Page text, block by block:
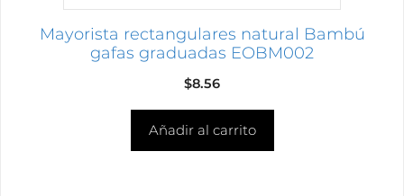
Mayorista rectangulares natural Bambú
gafas graduadas EOBM002
$8.56
Añadir al carrito